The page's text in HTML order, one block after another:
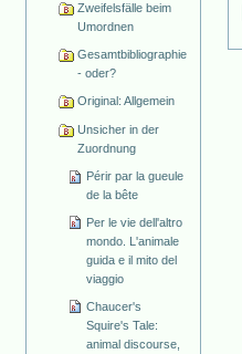
Zweifelsfälle beim
Umordnen
Gesamtbibliographie
- oder?
Original: Allgemein
Unsicher in der
Zuordnung
Périr par la gueule
de la bête
Per le vie dell'altro
mondo. L'animale
guida e il mito del
viaggio
Chaucer's
Squire's Tale:
animal discourse,